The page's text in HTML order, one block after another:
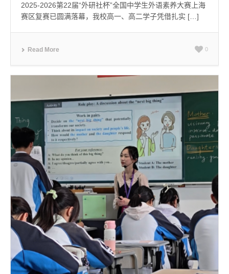
2025-2026第22届“外研社杯”全国中学生外语素养大赛上海
赛区复赛已圆满落幕，我校高一、高二学子凭借扎实 […]
Read More 0